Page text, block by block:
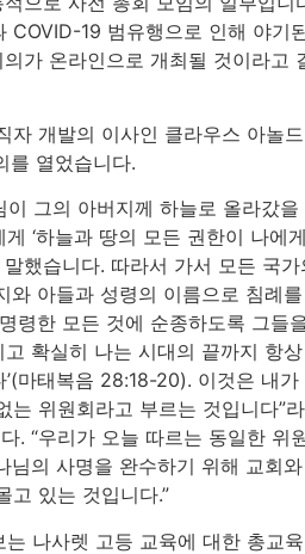
COVID-19 범유행으로 인해 야기
가 온라인으로 개최될 것이라고
자 개발의 이사인 클라우스 아놀
를 열었습니다.
이 그의 아버지께 하늘로 올라갔을
‘하늘과 땅의 모든 권한이 나에
말했습니다. 따라서 가서 모든 국가
와 아들과 성령의 이름으로 침례
령한 모든 것에 순종하도록 그들
고 확실히 나는 시대의 끝까지 항
마태복음 28:18-20). 이것은 내가
는 위원회라고 부르는 것입니다”
. “우리가 오늘 따르는 동일한 위
님의 사명을 완수하기 위해 교회
고 있는 것입니다.”
는 나사렛 고등 교육에 대한 총교